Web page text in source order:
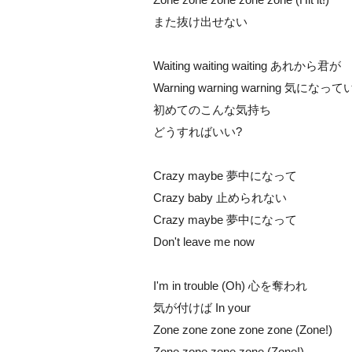
また抜け出せない
Waiting waiting waiting あれから君が
Warning warning warning 気になって
初めてのこんな気持ち
どうすればいい?
Crazy maybe 夢中になって
Crazy baby 止められない
Crazy maybe 夢中になって
Don't leave me now
I'm in trouble (Oh) 心を奪われ
気が付けば In your
Zone zone zone zone zone (Zone!)